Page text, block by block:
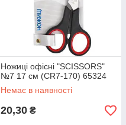
Ножиці офісні "SCISSORS"
№7 17 см (CR7-170) 65324
Немає в наявності
20,30 ₴